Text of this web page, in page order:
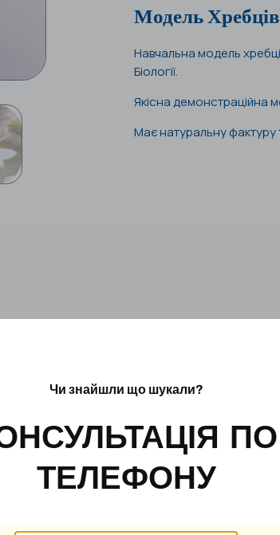
Модель
Навчальна модель
Біології.
Якісна демонстраційна
Має натуральну
Чи знайшли що шукали?
ПО
ТЕЛЕФОНУ